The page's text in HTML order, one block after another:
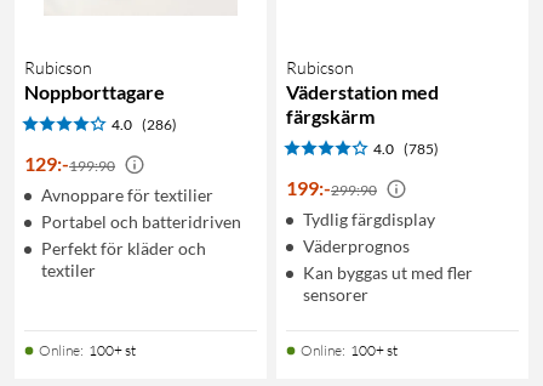
Rubicson
Noppborttagare
4.0 (286)
129:-199:90
Avnoppare för textilier
Portabel och batteridriven
Perfekt för kläder och
textiler
Online: 100+ st
Rubicson
Väderstation med
färgskärm
4.0 (785)
199:-299:90
Tydlig färgdisplay
Väderprognos
Kan byggas ut med fler
sensorer
Online: 100+ st